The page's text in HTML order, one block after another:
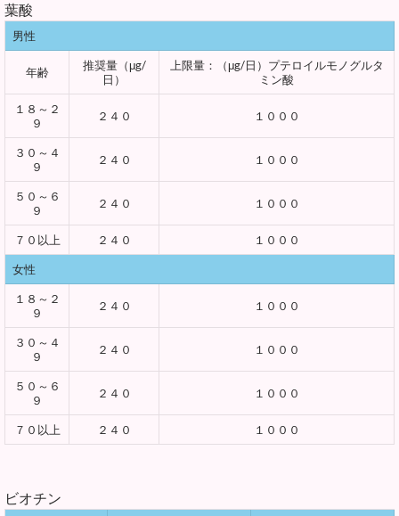
葉酸
男性
年齢
推奨量（μg/
日）
上限量：（μg/日）プテロイルモノグルタ
ミン酸
１８～２
９
２４０ １０００
３０～４
９
２４０ １０００
５０～６
９
２４０ １０００
７０以上 ２４０ １０００
女性
１８～２
９
２４０ １０００
３０～４
９
２４０ １０００
５０～６
９
２４０ １０００
７０以上 ２４０ １０００
ビオチン